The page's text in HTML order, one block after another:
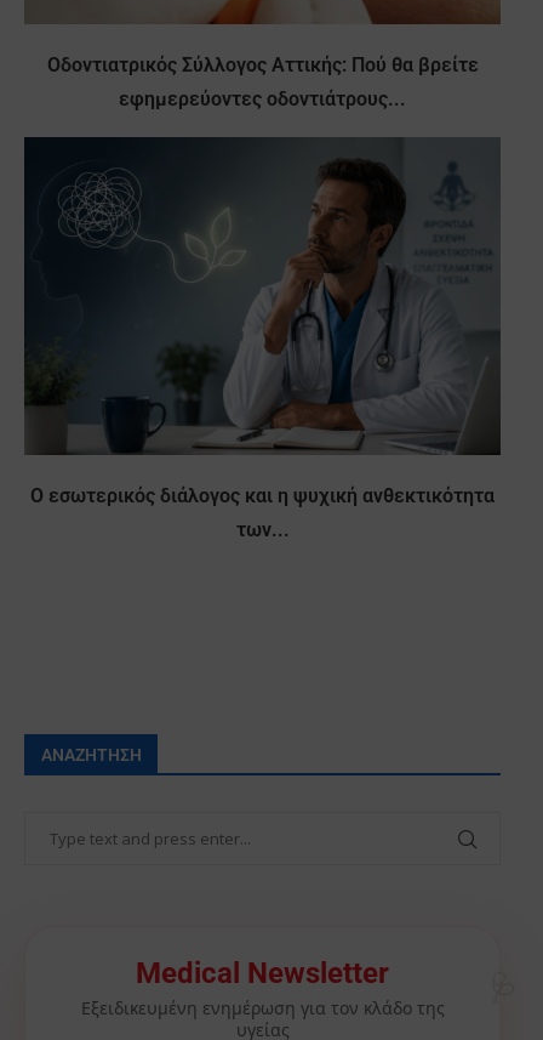
Οδοντιατρικός Σύλλογος Αττικής: Πού θα βρείτε
εφημερεύοντες οδοντιάτρους...
Ο εσωτερικός διάλογος και η ψυχική ανθεκτικότητα
των...
ΑΝΑΖΉΤΗΣΗ
Medical Newsletter
Εξειδικευμένη ενημέρωση για τον κλάδο της
υγείας